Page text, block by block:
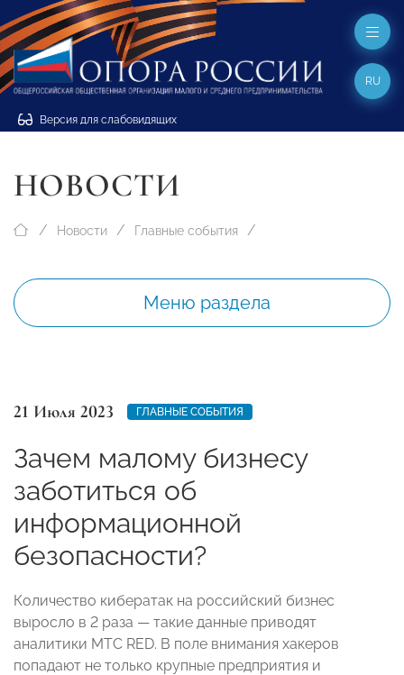
Версия для слабовидящих
RU
НОВОСТИ
Новости Главные события
Меню раздела
21 Июля 2023 ГЛАВНЫЕ СОБЫТИЯ
Зачем малому бизнесу
заботиться об
информационной
безопасности?
Количество кибератак на российский бизнес
выросло в 2 раза — такие данные приводят
аналитики МТС RED. В поле внимания хакеров
попадают не только крупные предприятия и